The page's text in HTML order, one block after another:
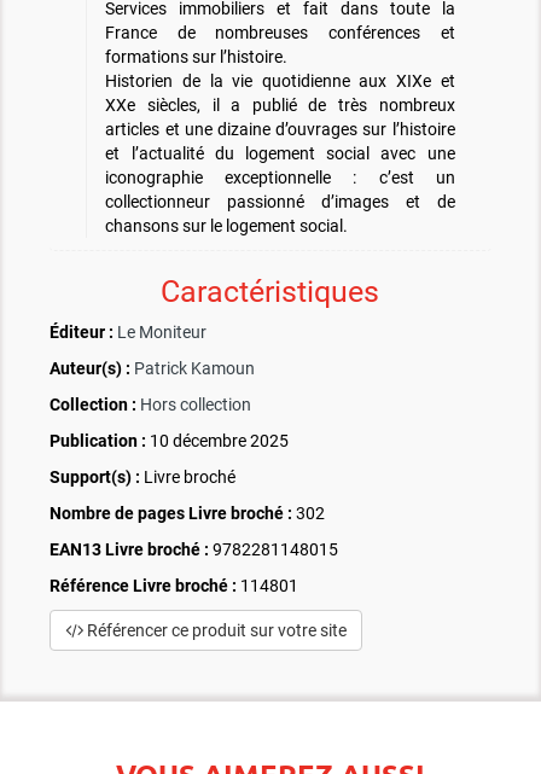
Services immobiliers et fait dans toute la
France de nombreuses conférences et
formations sur l’histoire.
Historien de la vie quotidienne aux XIXe et
XXe siècles, il a publié de très nombreux
articles et une dizaine d’ouvrages sur l’histoire
et l’actualité du logement social avec une
iconographie exceptionnelle : c’est un
collectionneur passionné d’images et de
chansons sur le logement social.
Caractéristiques
Éditeur : Le Moniteur
Auteur(s) : Patrick Kamoun
Collection : Hors collection
Publication : 10 décembre 2025
Support(s) : Livre broché
Nombre de pages Livre broché : 302
EAN13 Livre broché : 9782281148015
Référence Livre broché : 114801
Référencer ce produit sur votre site